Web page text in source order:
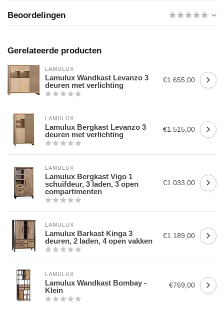
Beoordelingen
Gerelateerde producten
LAMULUX
Lamulux Wandkast Levanzo 3
deuren met verlichting
€1.655,00
LAMULUX
Lamulux Bergkast Levanzo 3
deuren met verlichting
€1.515,00
LAMULUX
Lamulux Bergkast Vigo 1
schuifdeur, 3 laden, 3 open
compartimenten
€1.033,00
LAMULUX
Lamulux Barkast Kinga 3
deuren, 2 laden, 4 open vakken
€1.189,00
LAMULUX
Lamulux Wandkast Bombay -
Klein
€769,00